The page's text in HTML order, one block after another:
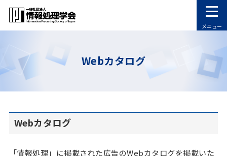
メニュー
Webカタログ
Webカタログ
「情報処理」に掲載された広告のWebカタログを掲載いた